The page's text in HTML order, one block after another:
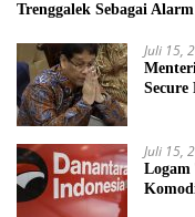
Trenggalek Sebagai
Juli 15,
Juli 15,
Logam